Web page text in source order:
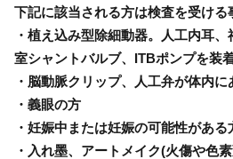
下記に該当される方は検査を受ける
・植え込み型除細動器。人工内耳
室シャントバルブ、ITBポンプを装
・脳動脈クリップ、人工弁が体内に
・義眼の方
・妊娠中または妊娠の可能性がある
・入れ墨、アートメイク(火傷や色